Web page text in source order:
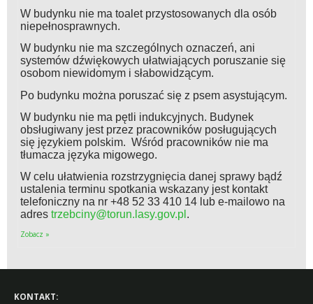
W budynku nie ma toalet przystosowanych dla osób
niepełnosprawnych.
W budynku nie ma szczególnych oznaczeń, ani
systemów dźwiękowych ułatwiających poruszanie się
osobom niewidomym i słabowidzącym.
Po budynku można poruszać się z psem asystującym.
W budynku nie ma pętli indukcyjnych. Budynek
obsługiwany jest przez pracowników posługujących
się językiem polskim. Wśród pracowników nie ma
tłumacza języka migowego.
W celu ułatwienia rozstrzygnięcia danej sprawy bądź
ustalenia terminu spotkania wskazany jest kontakt
telefoniczny na nr +48 52 33 410 14 lub e-mailowo na
adres trzebciny@torun.lasy.gov.pl .
Zobacz »
KONTAKT: